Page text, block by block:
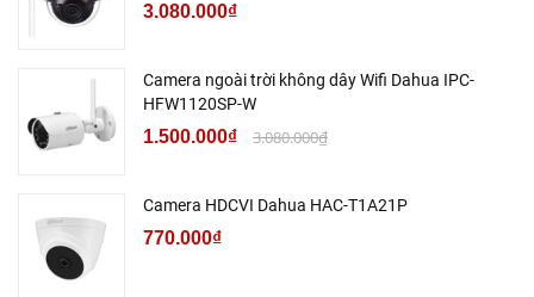
3.080.000₫
Camera ngoài trời không dây Wifi Dahua IPC-
HFW1120SP-W
1.500.000₫ 3.080.000₫
Camera HDCVI Dahua HAC-T1A21P
770.000₫